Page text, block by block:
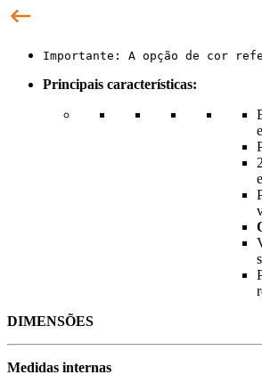
keyboard_backspace
Importante: A opção de cor
Principais características:
DIMENSÕES
Medidas